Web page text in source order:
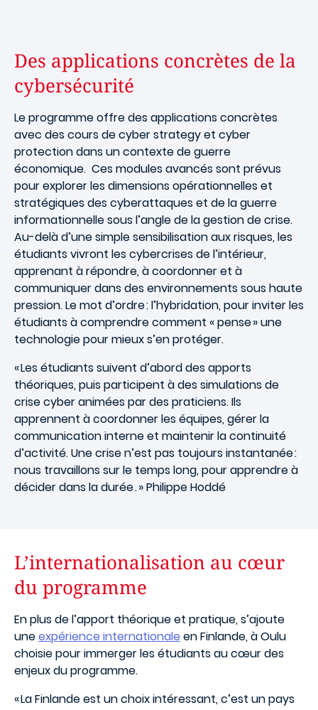
Des applications concrètes de la
cybersécurité
Le programme offre des applications concrètes
avec des cours de cyber strategy et cyber
protection dans un contexte de guerre
économique. Ces modules avancés sont prévus
pour explorer les dimensions opérationnelles et
stratégiques des cyberattaques et de la guerre
informationnelle sous l’angle de la gestion de crise.
Au-delà d’une simple sensibilisation aux risques, les
étudiants vivront les cybercrises de l’intérieur,
apprenant à répondre, à coordonner et à
communiquer dans des environnements sous haute
pression. Le mot d’ordre : l’hybridation, pour inviter les
étudiants à comprendre comment « pense » une
technologie pour mieux s’en protéger.
« Les étudiants suivent d’abord des apports
théoriques, puis participent à des simulations de
crise cyber animées par des praticiens. Ils
apprennent à coordonner les équipes, gérer la
communication interne et maintenir la continuité
d’activité. Une crise n’est pas toujours instantanée :
nous travaillons sur le temps long, pour apprendre à
décider dans la durée . » Philippe Hoddé
L’internationalisation au cœur
du programme
En plus de l’apport théorique et pratique, s’ajoute
uneexpérience internationale en Finlande, à Oulu
choisie pour immerger les étudiants au cœur des
enjeux du programme.
« La Finlande est un choix intéressant, c’est un pays